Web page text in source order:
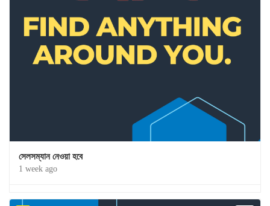
সেলসম্যান নেওয়া হবে
1 week ago